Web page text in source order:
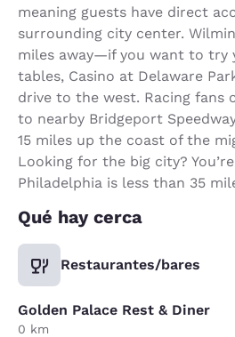
meaning guests have direct
surrounding city center.
miles away—if you want to try
tables, Casino at Delaware
drive to the west. Racing fans
to nearby Bridgeport
15 miles up the coast of the
Looking for the big city?
Philadelphia is less than 35
Qué hay cerca
Restaurantes/bares
Golden Palace Rest & Diner
0 km